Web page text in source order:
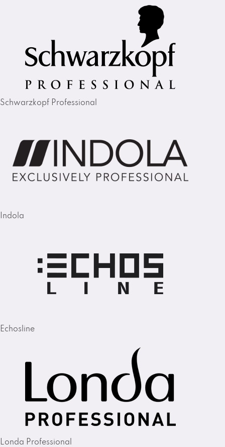
Schwarzkopf Professional
Indola
Echosline
Londa Professional